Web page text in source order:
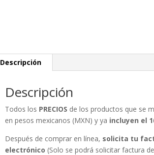
Descripción
Descripción
Todos los PRECIOS de los productos que se
en pesos mexicanos (MXN) y ya incluyen el
Después de comprar en línea, solicita tu
electrónico (Solo se podrá solicitar factura